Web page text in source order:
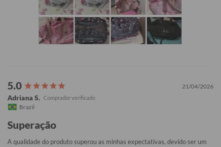
21/04/2026
Adriana S.
Brazil
Superação
A qualidade do produto superou as minhas expectativas, devido ser um